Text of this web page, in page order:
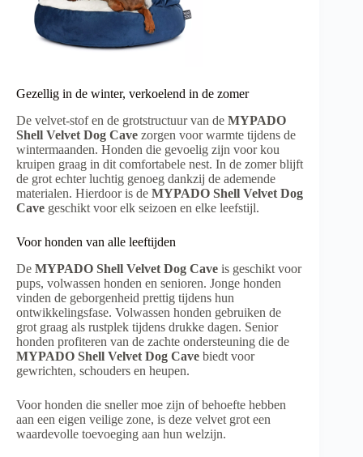
Gezellig in de winter, verkoelend in de zomer
De velvet-stof en de grotstructuur van de MYPADO
Shell Velvet Dog Cave zorgen voor warmte tijdens de
wintermaanden. Honden die gevoelig zijn voor kou
kruipen graag in dit comfortabele nest. In de zomer blijft
de grot echter luchtig genoeg dankzij de ademende
materialen. Hierdoor is de MYPADO Shell Velvet Dog
Cave geschikt voor elk seizoen en elke leefstijl.
Voor honden van alle leeftijden
De MYPADO Shell Velvet Dog Cave is geschikt voor
pups, volwassen honden en senioren. Jonge honden
vinden de geborgenheid prettig tijdens hun
ontwikkelingsfase. Volwassen honden gebruiken de
grot graag als rustplek tijdens drukke dagen. Senior
honden profiteren van de zachte ondersteuning die de
MYPADO Shell Velvet Dog Cave biedt voor
gewrichten, schouders en heupen.
Voor honden die sneller moe zijn of behoefte hebben
aan een eigen veilige zone, is deze velvet grot een
waardevolle toevoeging aan hun welzijn.